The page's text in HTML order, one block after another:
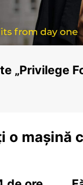
„Privilege
o mașină